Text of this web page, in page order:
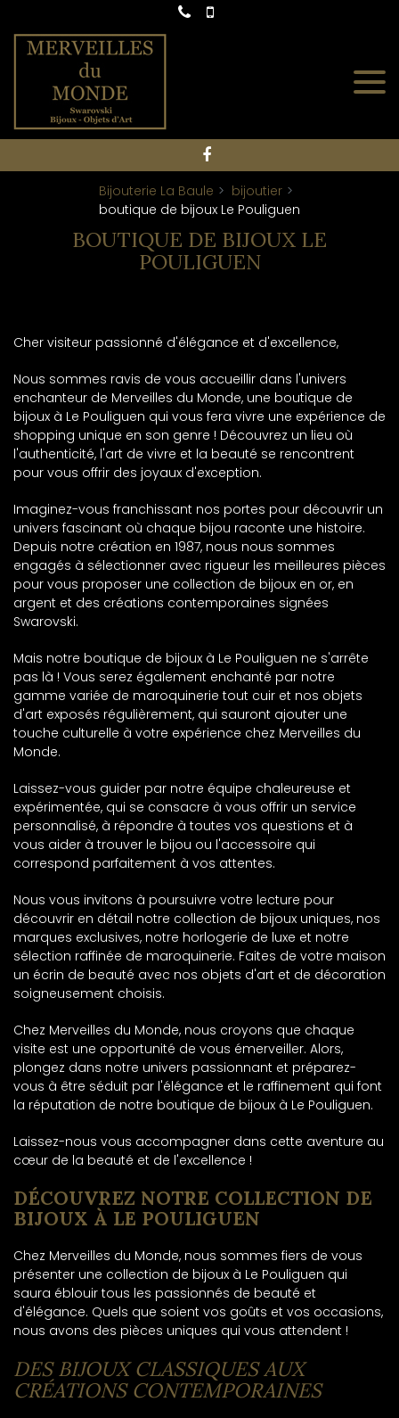
Bijouterie La Baule
bijoutier
boutique de bijoux Le Pouliguen
BOUTIQUE DE BIJOUX LE
POULIGUEN
Cher visiteur passionné d'élégance et d'excellence,
Nous sommes ravis de vous accueillir dans l'univers
enchanteur de Merveilles du Monde, une boutique de
bijoux à Le Pouliguen qui vous fera vivre une expérience de
shopping unique en son genre ! Découvrez un lieu où
l'authenticité, l'art de vivre et la beauté se rencontrent
pour vous offrir des joyaux d'exception.
Imaginez-vous franchissant nos portes pour découvrir un
univers fascinant où chaque bijou raconte une histoire.
Depuis notre création en 1987, nous nous sommes
engagés à sélectionner avec rigueur les meilleures pièces
pour vous proposer une collection de bijoux en or, en
argent et des créations contemporaines signées
Swarovski.
Mais notre boutique de bijoux à Le Pouliguen ne s'arrête
pas là ! Vous serez également enchanté par notre
gamme variée de maroquinerie tout cuir et nos objets
d'art exposés régulièrement, qui sauront ajouter une
touche culturelle à votre expérience chez Merveilles du
Monde.
Laissez-vous guider par notre équipe chaleureuse et
expérimentée, qui se consacre à vous offrir un service
personnalisé, à répondre à toutes vos questions et à
vous aider à trouver le bijou ou l'accessoire qui
correspond parfaitement à vos attentes.
Nous vous invitons à poursuivre votre lecture pour
découvrir en détail notre collection de bijoux uniques, nos
marques exclusives, notre horlogerie de luxe et notre
sélection raffinée de maroquinerie. Faites de votre maison
un écrin de beauté avec nos objets d'art et de décoration
soigneusement choisis.
Chez Merveilles du Monde, nous croyons que chaque
visite est une opportunité de vous émerveiller. Alors,
plongez dans notre univers passionnant et préparez-
vous à être séduit par l'élégance et le raffinement qui font
la réputation de notre boutique de bijoux à Le Pouliguen.
Laissez-nous vous accompagner dans cette aventure au
cœur de la beauté et de l'excellence !
DÉCOUVREZ NOTRE COLLECTION DE
BIJOUX À LE POULIGUEN
Chez Merveilles du Monde, nous sommes fiers de vous
présenter une collection de bijoux à Le Pouliguen qui
saura éblouir tous les passionnés de beauté et
d'élégance. Quels que soient vos goûts et vos occasions,
nous avons des pièces uniques qui vous attendent !
DES BIJOUX CLASSIQUES AUX
CRÉATIONS CONTEMPORAINES
Panneau de gestion des cookies